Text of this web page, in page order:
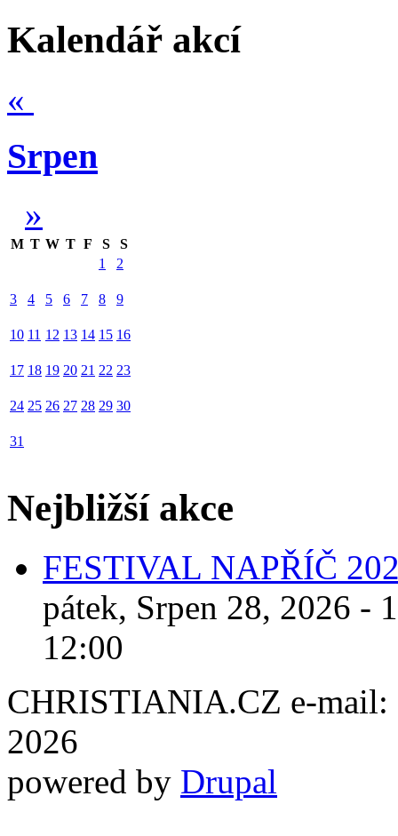
Kalendář akcí
«
Srpen
»
M T W T F S
S
1
2
3 4 5 6 7 8 9
10 11 12 13 14 15 16
17 18 19 20 21 22 23
24 25 26 27 28 29 30
31
Nejbližší akce
FESTIVAL NAPŘÍČ
pátek, Srpen 28, 2026 -
12:00
CHRISTIANIA.CZ e-mail:
2026
powered by Drupal